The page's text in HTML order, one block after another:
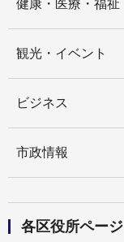
健康・医療・福祉
観光・イベント
ビジネス
市政情報
各区役所ページ